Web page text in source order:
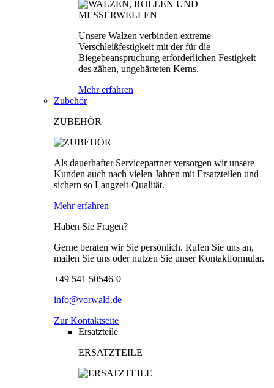
Unsere Walzen verbinden extreme
Verschleißfestigkeit mit der für die
Biegebeanspruchung erforderlichen Festigkeit
des zähen, ungehärteten Kerns.
Mehr erfahren
Zubehör
ZUBEHÖR
Als dauerhafter Servicepartner versorgen wir unsere
Kunden auch nach vielen Jahren mit Ersatzteilen und
sichern so Langzeit-Qualität.
Mehr erfahren
Haben Sie Fragen?
Gerne beraten wir Sie persönlich. Rufen Sie uns an,
mailen Sie uns oder nutzen Sie unser Kontaktformular.
+49 541 50546-0
info@vorwald.de
Zur Kontaktseite
Ersatzteile
ERSATZTEILE